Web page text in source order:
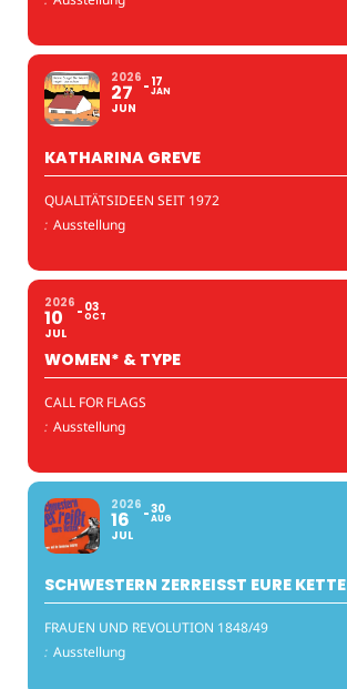
2026
27
JUN
17
JAN
KATHARINA GREVE
QUALITÄTSIDEEN SEIT 1972
: Ausstellung
2026
10
JUL
03
OCT
WOMEN* & TYPE
CALL FOR FLAGS
: Ausstellung
2026
16
JUL
30
AUG
SCHWESTERN ZERREISST EURE KETTEN
FRAUEN UND REVOLUTION 1848/49
: Ausstellung